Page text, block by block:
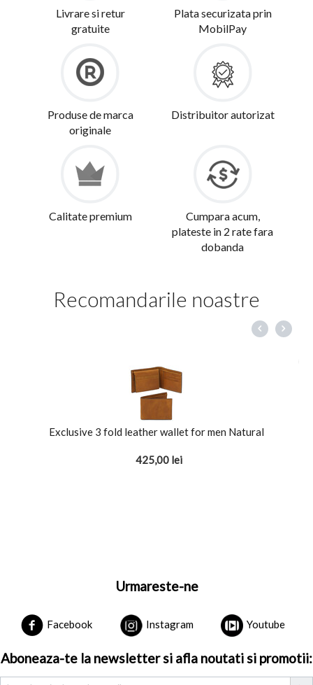
Livrare si retur
gratuite
Plata securizata prin
MobilPay
Produse de marca
originale
Distribuitor autorizat
Calitate premium
Cumpara acum,
plateste in 2 rate fara
dobanda
Recomandarile noastre
Exclusive 3 fold leather wallet for men Natural
425,00 lei
Urmareste-ne
Facebook Instagram Youtube
Aboneaza-te la newsletter si afla noutati si promotii: